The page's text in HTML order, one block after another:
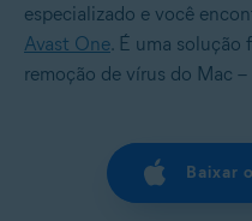
especializado e você
Avast One. É uma solução
remoção de vírus do Mac
Baixar